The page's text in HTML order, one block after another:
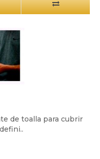
de toalla para cubrir